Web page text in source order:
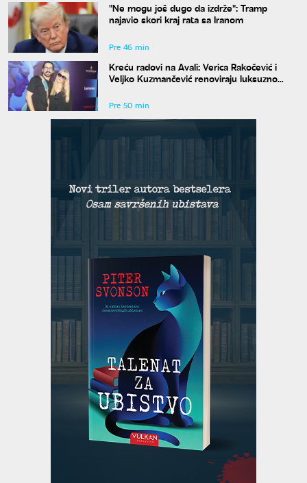
"Ne mogu još dugo da izdrže": Tramp
najavio skori kraj rata sa Iranom
Pre 46 min
Kreću radovi na Avali: Verica Rakočević i
Veljko Kuzmančević renoviraju luksuzno
Pre 50 min